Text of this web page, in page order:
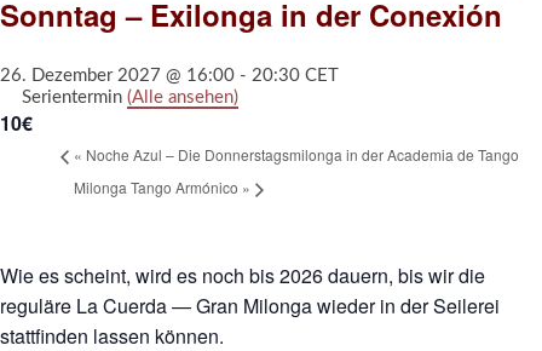
Sonntag – Exilonga in der Conexión
26. Dezember 2027 @ 16:00 - 20:30 CET
Serientermin (Alle ansehen)
10€
« Noche Azul – Die Donnerstagsmilonga in der Academia de Tango
Milonga Tango Armónico »
Wie es scheint, wird es noch bis 2026 dauern, bis wir die
reguläre La Cuerda — Gran Milonga wieder in der Seilerei
stattfinden lassen können.